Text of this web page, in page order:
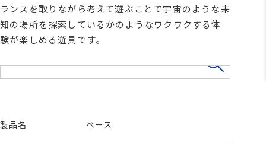
ランスを取りながら考えて遊ぶことで宇宙のような未
知の場所を探索しているかのようなワクワクする体
験が楽しめる遊具です。
製品名 ベース